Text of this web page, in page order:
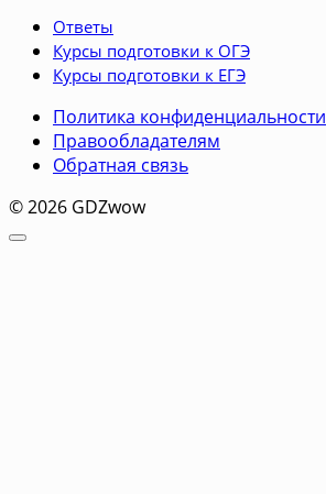
Ответы
Курсы подготовки к ОГЭ
Курсы подготовки к ЕГЭ
Политика конфиденциальности
Правообладателям
Обратная связь
© 2026 GDZwow